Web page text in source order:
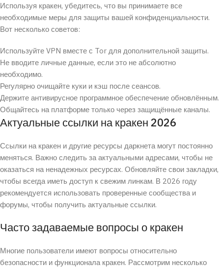
Используя кракен, убедитесь, что вы принимаете все
необходимые меры для защиты вашей конфиденциальности.
Вот несколько советов:
Используйте VPN вместе с Tor для дополнительной защиты.
Не вводите личные данные, если это не абсолютно
необходимо.
Регулярно очищайте куки и кэш после сеансов.
Держите антивирусное программное обеспечение обновлённым.
Общайтесь на платформе только через защищённые каналы.
Актуальные ссылки на кракен 2026
Ссылки на кракен и другие ресурсы даркнета могут постоянно
меняться. Важно следить за актуальными адресами, чтобы не
оказаться на ненадежных ресурсах. Обновляйте свои закладки,
чтобы всегда иметь доступ к свежим линкам. В 2026 году
рекомендуется использовать проверенные сообщества и
форумы, чтобы получить актуальные ссылки.
Часто задаваемые вопросы о кракен
Многие пользователи имеют вопросы относительно
безопасности и функционала кракен. Рассмотрим несколько